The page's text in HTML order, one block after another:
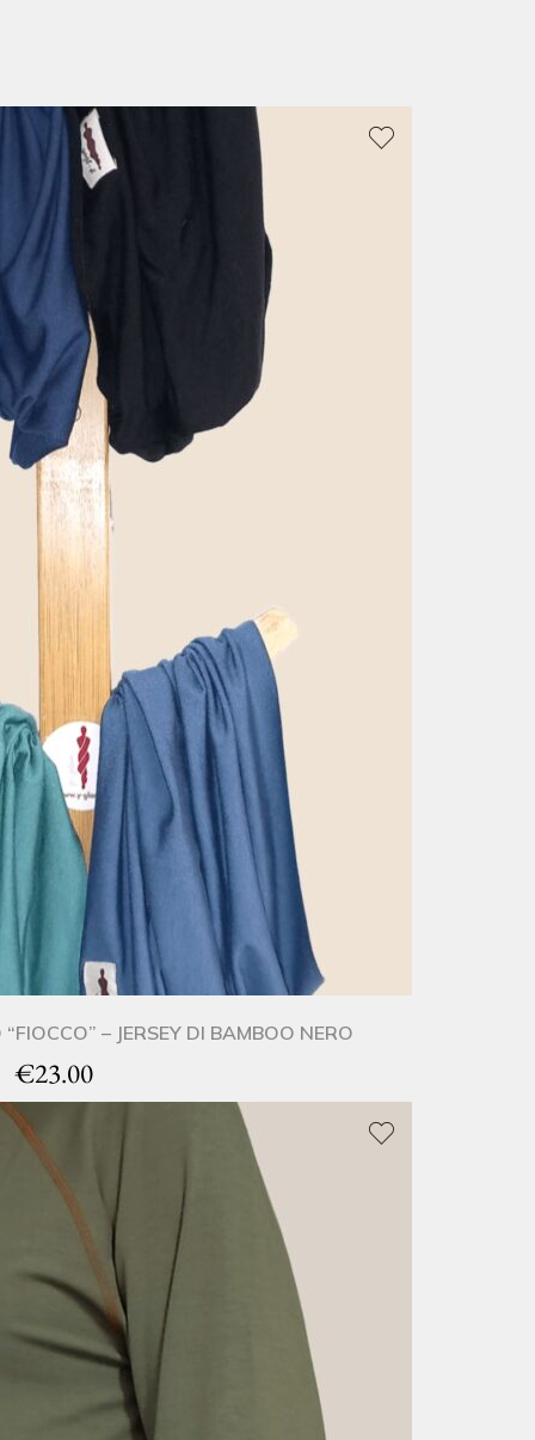
– JERSEY DI BAMBOO NERO
€23.00